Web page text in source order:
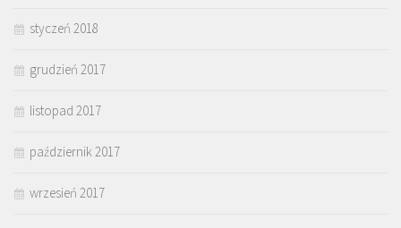
styczeń 2018
grudzień 2017
listopad 2017
październik 2017
wrzesień 2017